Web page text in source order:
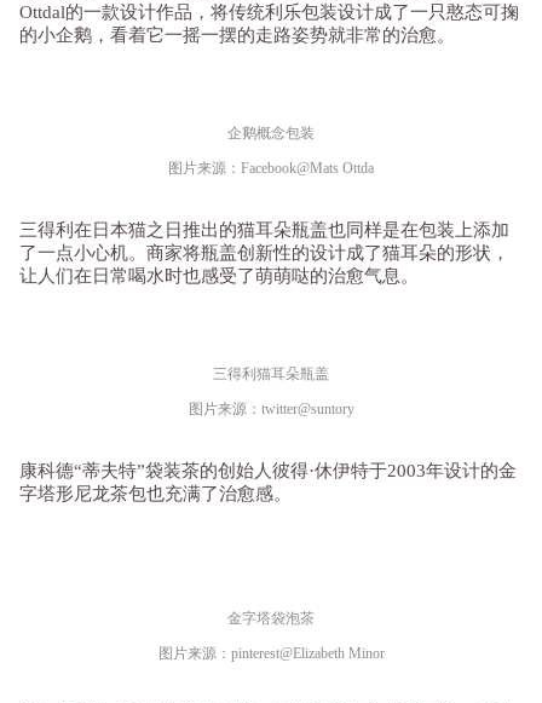
Ottdal的一款设计作品，将传统利乐包装设计成了一只憨态可掬
的小企鹅，看着它一摇一摆的走路姿势就非常的治愈。
企鹅概念包装
图片来源：Facebook@Mats Ottda
三得利在日本猫之日推出的猫耳朵瓶盖也同样是在包装上添加
了一点小心机。商家将瓶盖创新性的设计成了猫耳朵的形状，
让人们在日常喝水时也感受了萌萌哒的治愈气息。
三得利猫耳朵瓶盖
图片来源：twitter@suntory
康科德“蒂夫特”袋装茶的创始人彼得·休伊特于2003年设计的金
字塔形尼龙茶包也充满了治愈感。
金字塔袋泡茶
图片来源：pinterest@Elizabeth Minor